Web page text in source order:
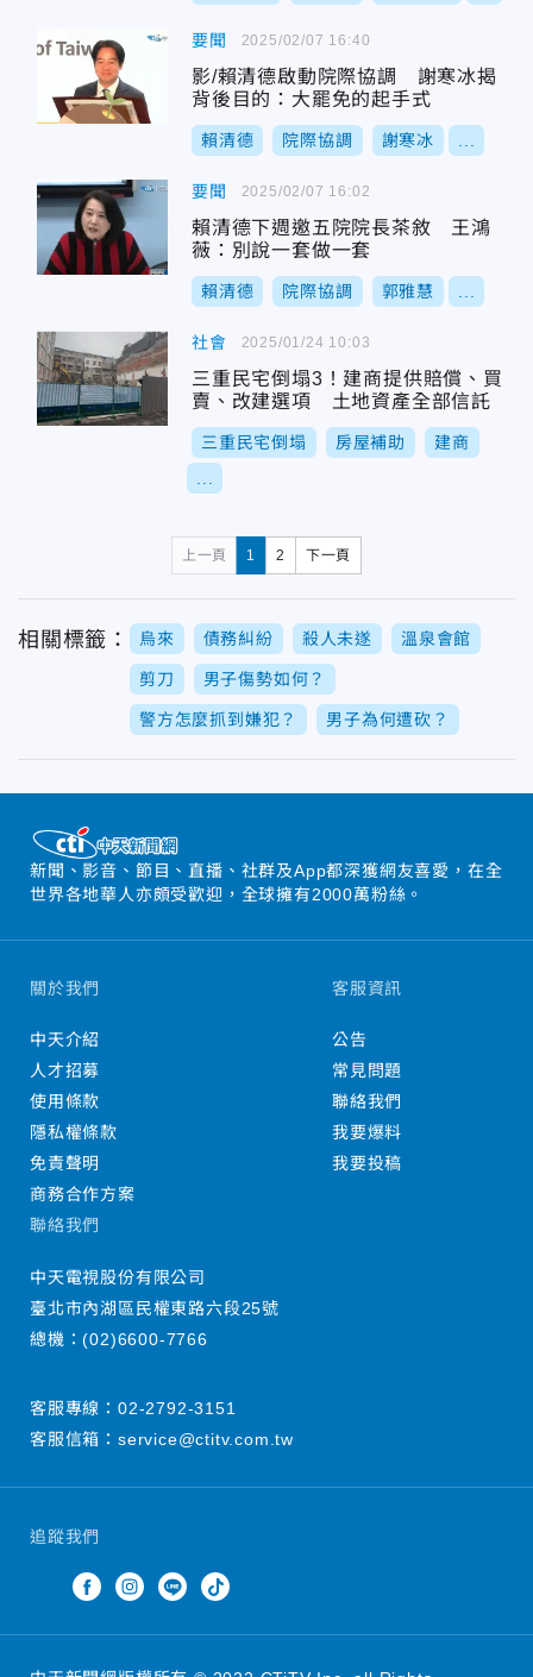
要聞
影/賴清德啟動院際協調 謝寒冰揭
背後目的：大罷免的起手式
賴清德 院際協調 謝寒冰
2025/02/07 16:40
要聞
賴清德下週邀五院院長茶敘 王鴻
薇：別說一套做一套
賴清德 院際協調 郭雅慧
2025/02/07 16:02
社會
三重民宅倒塌3！建商提供賠償、買
賣、改建選項 土地資產全部信託
三重民宅倒塌 房屋補助 建商
2025/01/24 10:03
上一頁 1 2 下一頁
相關標籤： 烏來 債務糾紛 殺人未遂 溫泉會館
剪刀 男子傷勢如何？
警方怎麼抓到嫌犯？ 男子為何遭砍？
新聞、影音、節目、直播、社群及App都深獲網友喜愛，在全
世界各地華人亦頗受歡迎，全球擁有2000萬粉絲。
追蹤我們
關於我們
中天介紹
人才招募
使用條款
隱私權條款
免責聲明
商務合作方案
客服資訊
公告
常見問題
聯絡我們
我要爆料
我要投稿
聯絡我們
中天電視股份有限公司
臺北市內湖區民權東路六段25號
總機：(02)6600-7766
客服專線： 02-2792-3151
客服信箱： service@ctitv.com.tw